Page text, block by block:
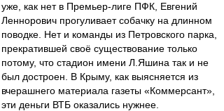
уже, как нет в Премьер-лиге ПФК, Евгений
Леннорович прогуливает собачку на длинном
поводке. Нет и команды из Петровского парка,
прекратившей своё существование только
потому, что стадион имени Л.Яшина так и не
был достроен. В Крыму, как выясняется из
вчерашнего материала газеты «Коммерсант»,
эти деньги ВТБ оказались нужнее.